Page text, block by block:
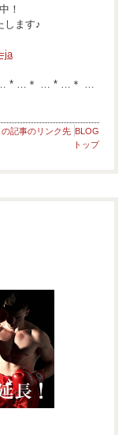
！
します♪
* …＊ … * …＊ …
の記事のリンク先 BLOG
トップ